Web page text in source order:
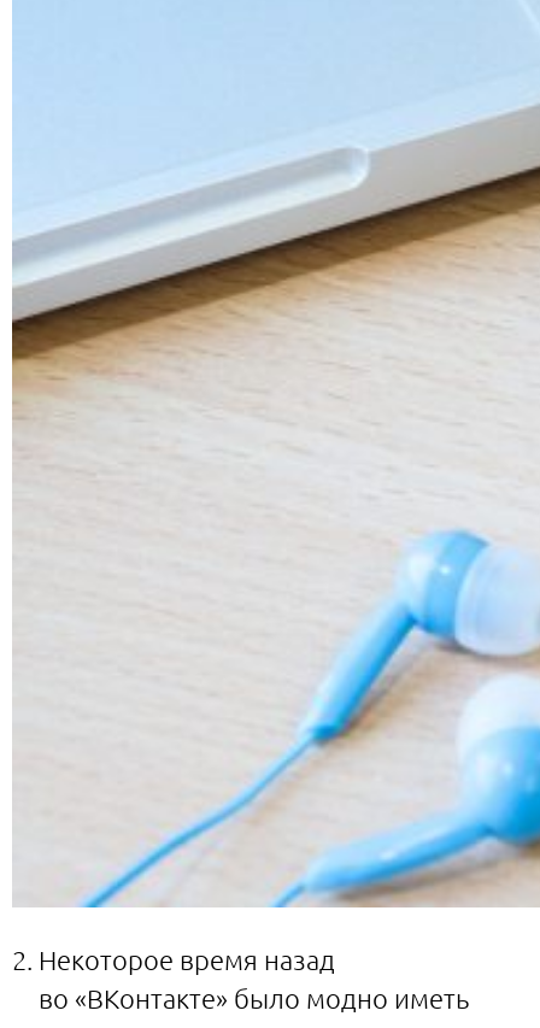
Некоторое время назад
во «ВКонтакте» было модно иметь